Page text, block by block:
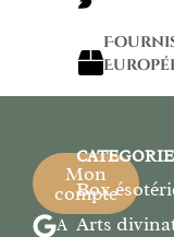
Mon
compte
A
Box
Arts